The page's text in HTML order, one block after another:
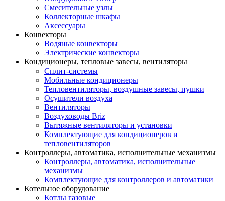
Смесительные узлы
Коллекторные шкафы
Аксессуары
Конвекторы
Водяные конвекторы
Электрические конвекторы
Кондиционеры, тепловые завесы, вентиляторы
Сплит-системы
Мобильные кондиционеры
Тепловентиляторы, воздушные завесы, пушки
Осушители воздуха
Вентиляторы
Воздуховоды Briz
Вытяжные вентиляторы и установки
Комплектующие для кондиционеров и
тепловентиляторов
Контроллеры, автоматика, исполнительные механизмы
Контроллеры, автоматика, исполнительные
механизмы
Комплектующие для контроллеров и автоматики
Котельное оборудование
Котлы газовые